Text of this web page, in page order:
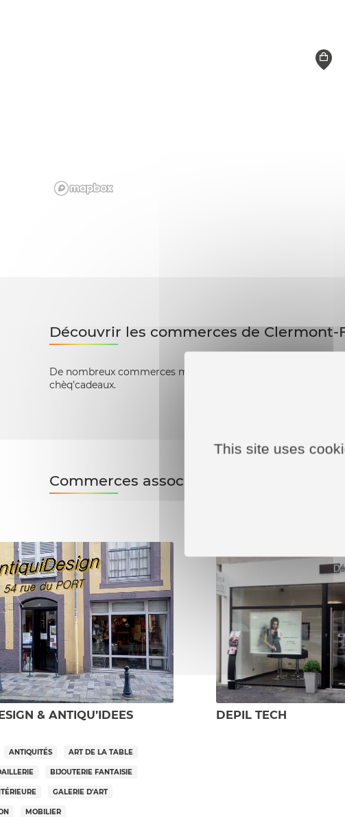
This site uses
Découvrir les commerces de Clermont-
De nombreux commerces membres de Clermont
chèq’cadeaux.
Commerces associés
& ANTIQU’IDEES
ANTIQUITÉS ART DE LA TABLE
BIJOUTERIE FANTAISIE
GALERIE D'ART
MOBILIER
DEPIL TECH